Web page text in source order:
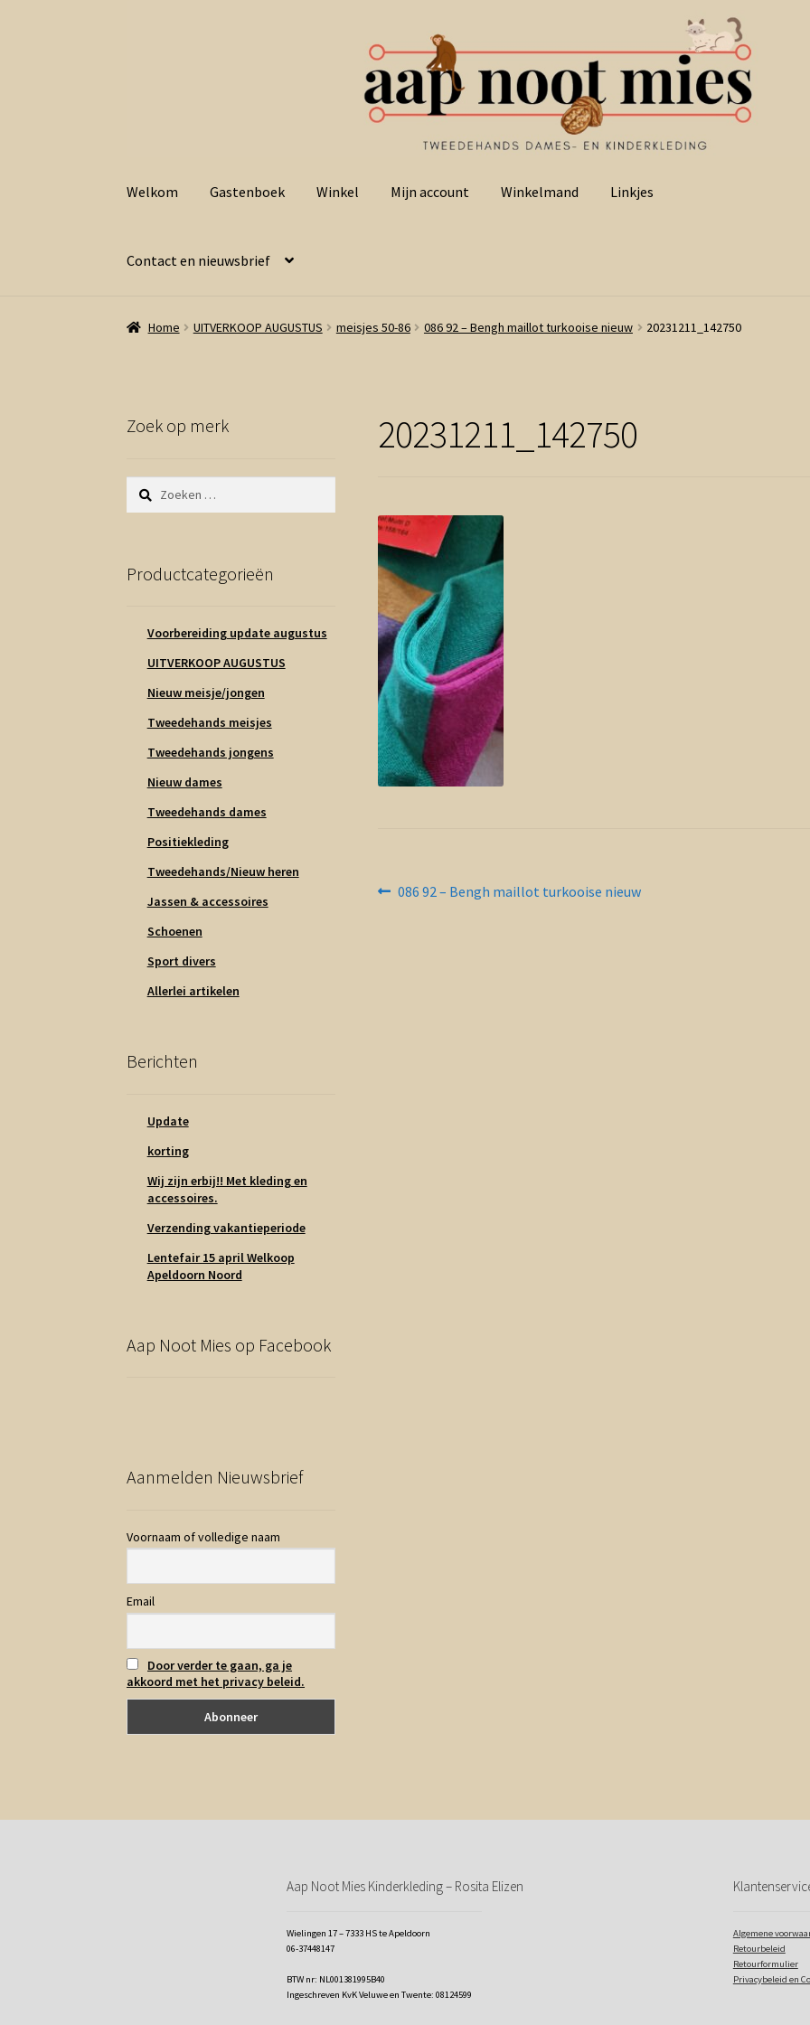
door
naar
Welkom Gastenboek Winkel Mijn account Winkelmand Linkjes
Contact en nieuwsbrief
Home UITVERKOOP AUGUSTUS meisjes 50-86 086 92 – Bengh maillot turkooise nieuw 20231211_142750
20231211_142750
Bericht
Vorig
086 92 – Bengh maillot turkooise nieuw
Zoek op merk
Zoeken
naar:
Productcategorieën
Voorbereiding update augustus
UITVERKOOP AUGUSTUS
Nieuw meisje/jongen
Tweedehands meisjes
Tweedehands jongens
Nieuw dames
Tweedehands dames
Positiekleding
Tweedehands/Nieuw heren
Jassen & accessoires
Schoenen
Sport divers
Allerlei artikelen
Berichten
Update
korting
Wij zijn erbij!! Met kleding en
accessoires.
Verzending vakantieperiode
Lentefair 15 april Welkoop
Apeldoorn Noord
Aap Noot Mies op Facebook
Aanmelden Nieuwsbrief
Voornaam of volledige naam
Email
Door verder te gaan, ga je
akkoord met het privacy beleid.
Aap Noot Mies Kinderkleding – Rosita Elizen
Wielingen 17 – 7333 HS te Apeldoorn
06-37448147
BTW nr: NL001381995B40
Ingeschreven KvK Veluwe en Twente: 08124599
Algemene
Retourbeleid
Retourformulier
Privacybeleid en